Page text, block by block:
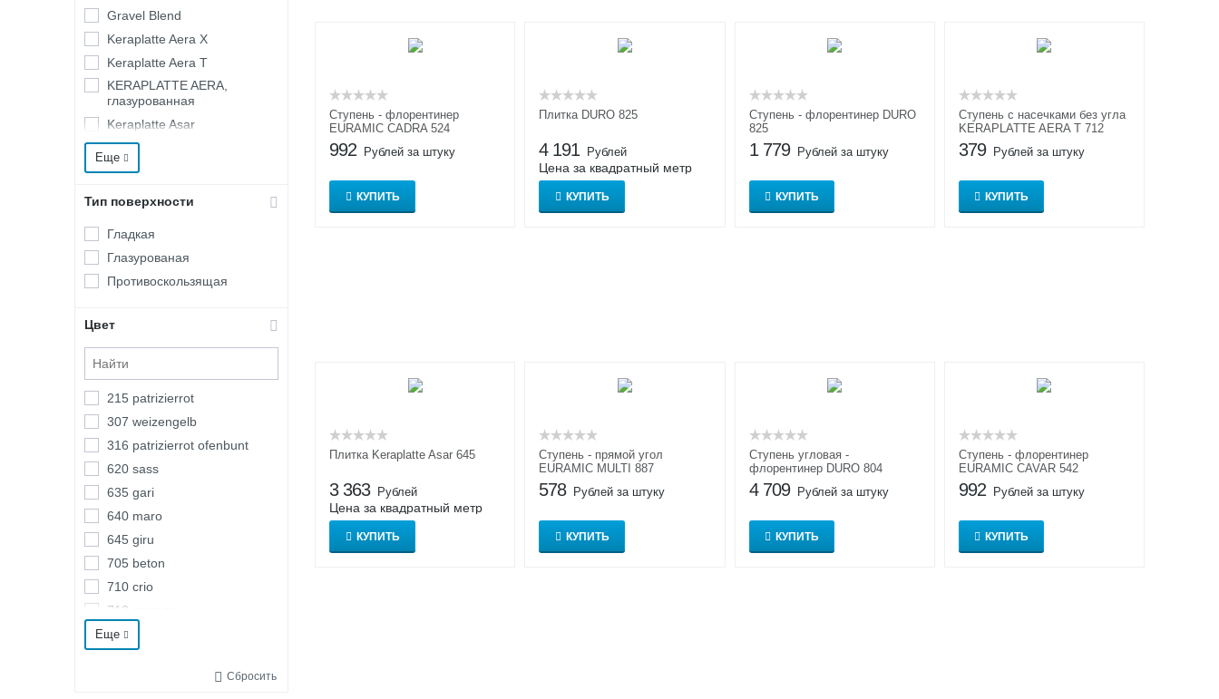
Ступень - флорентинер
EURAMIC CADRA 524
992 Рублей за штуку
КУПИТЬ
Плитка DURO 825
4 191 Рублей
Цена за квадратный метр
КУПИТЬ
Ступень - флорентинер DURO
825
1 779 Рублей за штуку
КУПИТЬ
Cтупень с насечками без угла
KERAPLATTE AERA T 712
379 Рублей за штуку
КУПИТЬ
Плитка Keraplatte Asar 645
3 363 Рублей
Цена за квадратный метр
КУПИТЬ
Ступень - прямой угол
EURAMIC MULTI 887
578 Рублей за штуку
КУПИТЬ
Ступень угловая -
флорентинер DURO 804
4 709 Рублей за штуку
КУПИТЬ
Ступень - флорентинер
EURAMIC CAVAR 542
992 Рублей за штуку
КУПИТЬ
Gravel Blend
Keraplatte Aera X
Keraplatte Aera Т
KERAPLATTE AERA,
глазурованная
Keraplatte Asar
KERAPLATTE ROCCIA
KERAPLATTE TERRA,
Серия Keraplatte Asar Х
Серия Keraplatte Epos
Еще
Тип поверхности
Гладкая
Глазурованая
Противоскользящая
Цвет
215 patrizierrot
307 weizengelb
316 patrizierrot ofenbunt
620 sass
635 gari
640 maro
645 giru
705 beton
710 crio
712 marone
717 anthra
Еще
Сбросить